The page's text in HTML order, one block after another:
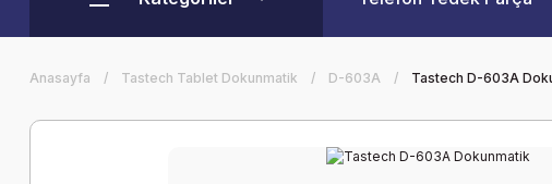
Anasayfa Tastech Tablet Dokunmatik D-603A Tastech D-603A